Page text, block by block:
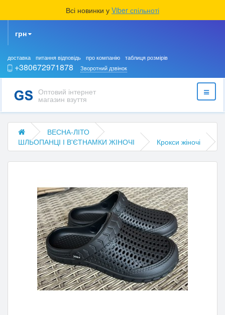
Всі новинки у Viber спільноті
грн
доставка питання відповідь про компанію таблиця розмірів
+380672971878 Зворотний дзвінок
Оптовий інтернет
магазин взуття
ВЕСНА-ЛІТО
ШЛЬОПАНЦІ І В'ЄТНАМКИ ЖІНОЧІ
Крокси жіночі